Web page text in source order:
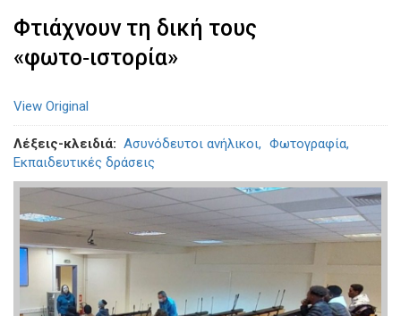
Φτιάχνουν τη δική τους
«φωτο‑ιστορία»
View Original
Λέξεις-κλειδιά Ασυνόδευτοι ανήλικοι
Φωτογραφία
Εκπαιδευτικές δράσεις